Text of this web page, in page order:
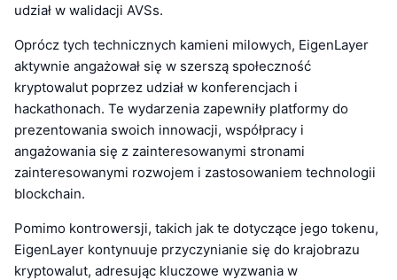
udział w walidacji AVSs.
Oprócz tych technicznych kamieni milowych, EigenLayer
aktywnie angażował się w szerszą społeczność
kryptowalut poprzez udział w konferencjach i
hackathonach. Te wydarzenia zapewniły platformy do
prezentowania swoich innowacji, współpracy i
angażowania się z zainteresowanymi stronami
zainteresowanymi rozwojem i zastosowaniem technologii
blockchain.
Pomimo kontrowersji, takich jak te dotyczące jego tokenu,
EigenLayer kontynuuje przyczynianie się do krajobrazu
kryptowalut, adresując kluczowe wyzwania w